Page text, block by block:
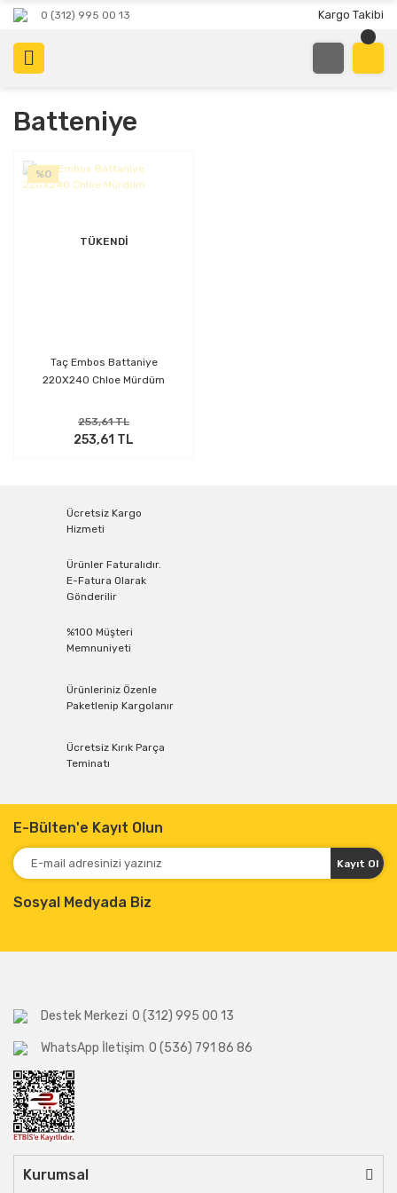
0 (312) 995 00 13 Kargo Takibi
Batteniye
%0
TÜKENDİ
Taç Embos Battaniye
220X240 Chloe Mürdüm
253,61 TL
253,61 TL
Ücretsiz Kargo
Hizmeti
Ürünler Faturalıdır.
E-Fatura Olarak
Gönderilir
%100 Müşteri
Memnuniyeti
Ürünleriniz Özenle
Paketlenip Kargolanır
Ücretsiz Kırık Parça
Teminatı
E-Bülten'e Kayıt Olun
Kayıt Ol
Sosyal Medyada Biz
Destek Merkezi 0 (312) 995 00 13
WhatsApp İletişim 0 (536) 791 86 86
Kurumsal